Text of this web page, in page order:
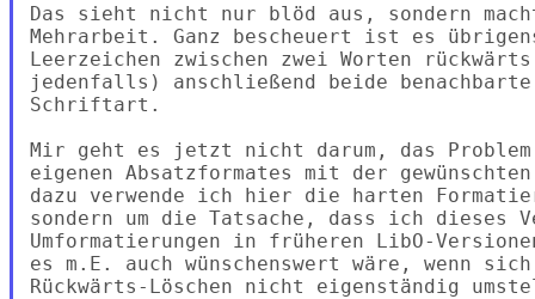
Das sieht nicht nur blöd aus, sondern
Mehrarbeit. Ganz bescheuert ist es
Leerzeichen zwischen zwei Worten
jedenfalls) anschließend beide
Schriftart.
Mir geht es jetzt nicht darum, das
eigenen Absatzformates mit der
dazu verwende ich hier die harten
sondern um die Tatsache, dass ich dieses
Umformatierungen in früheren LibO-
es m.E. auch wünschenswert wäre, wenn
Rückwärts-Löschen nicht eigenständig